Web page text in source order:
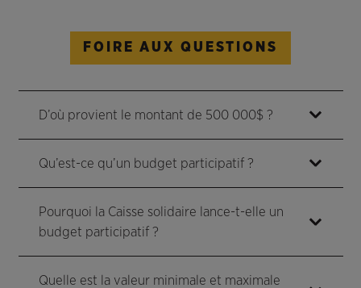
FOIRE AUX QUESTIONS
D’où provient le montant de 500 000$ ?
Qu’est-ce qu’un budget participatif ?
Pourquoi la Caisse solidaire lance-t-elle un
budget participatif ?
Quelle est la valeur minimale et maximale